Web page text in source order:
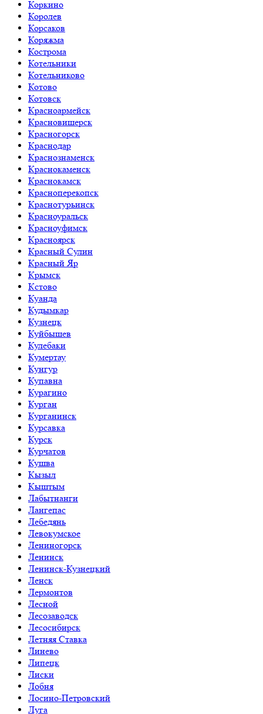
Коркино
Королев
Корсаков
Коряжма
Кострома
Котельники
Котельниково
Котово
Котовск
Красноармейск
Красновишерск
Красногорск
Краснодар
Краснознаменск
Краснокаменск
Краснокамск
Красноперекопск
Краснотурьинск
Красноуральск
Красноуфимск
Красноярск
Красный Сулин
Красный Яр
Крымск
Кстово
Куанда
Кудымкар
Кузнецк
Куйбышев
Кулебаки
Кумертау
Кунгур
Купавна
Курагино
Курган
Курганинск
Курсавка
Курск
Курчатов
Кушва
Кызыл
Кыштым
Лабытнанги
Лангепас
Лебедянь
Левокумское
Лениногорск
Ленинск
Ленинск-Кузнецкий
Ленск
Лермонтов
Лесной
Лесозаводск
Лесосибирск
Летняя Ставка
Линево
Липецк
Лиски
Лобня
Лосино-Петровский
Луга